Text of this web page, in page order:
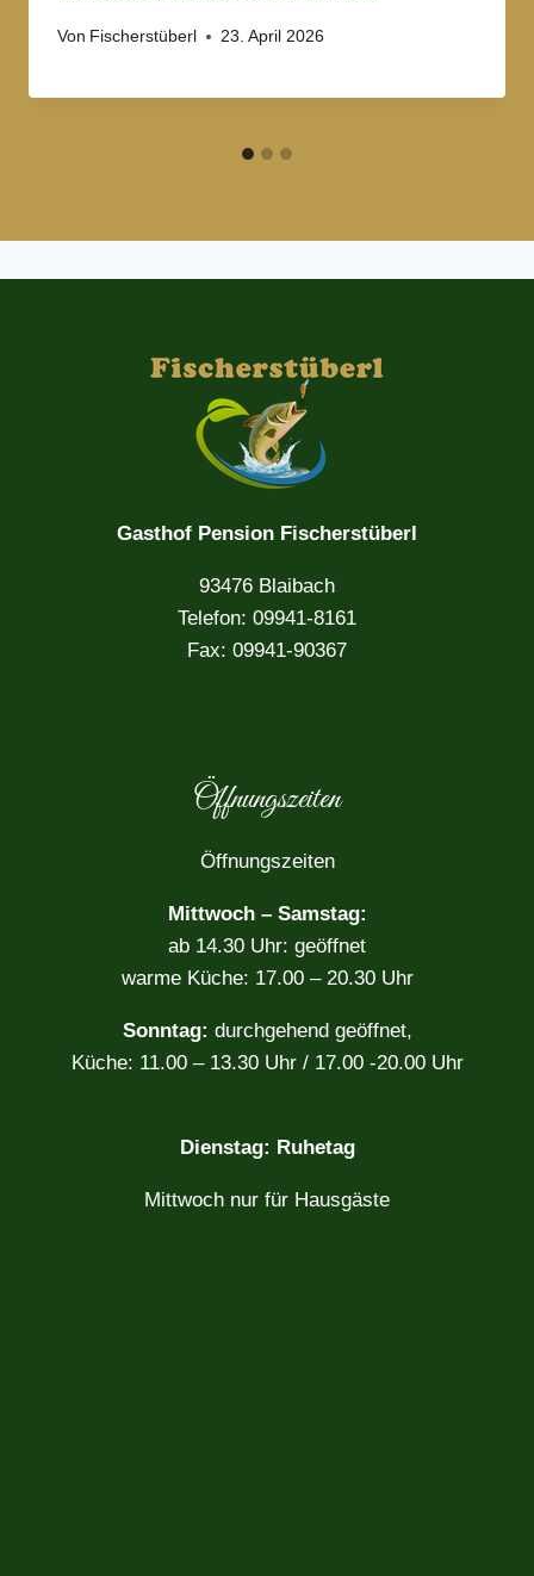
Von Fischerstüberl 23. April 2026
Gasthof Pension Fischerstüberl
93476 Blaibach
Telefon: 09941-8161
Fax: 09941-90367
Öffnungszeiten
Öffnungszeiten
Mittwoch – Samstag:
ab 14.30 Uhr: geöffnet
warme Küche: 17.00 – 20.30 Uhr
Sonntag: durchgehend geöffnet,
Küche: 11.00 – 13.30 Uhr / 17.00 -20.00 Uhr
Dienstag: Ruhetag
Mittwoch nur für Hausgäste